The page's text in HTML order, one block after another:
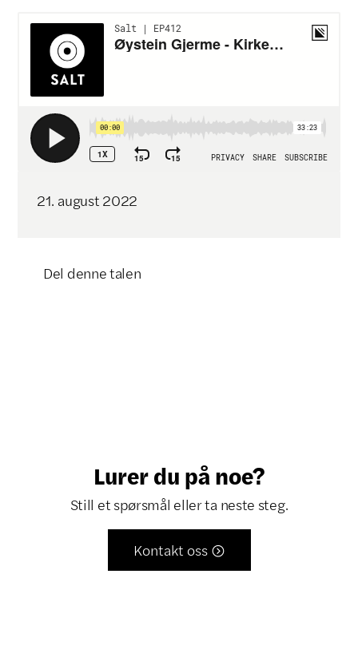
21. august 2022
Del denne talen
Lurer du på noe?
Still et spørsmål eller ta neste steg.
Kontakt oss 